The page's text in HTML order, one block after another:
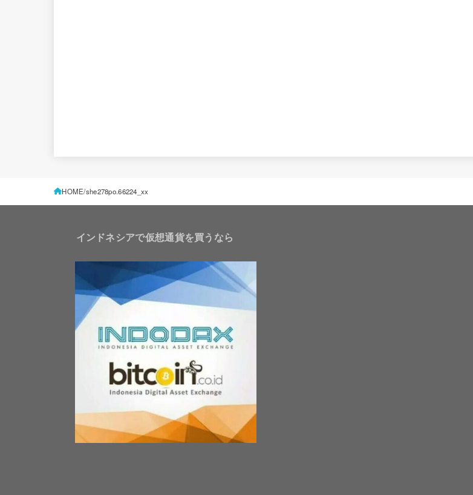
HOME she278po.66224_xx
インドネシアで仮想通貨を買うなら